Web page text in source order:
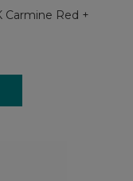
Carmine Red +